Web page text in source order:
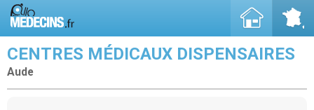
CENTRES MÉDICAUX DISPENSAIRES
Aude